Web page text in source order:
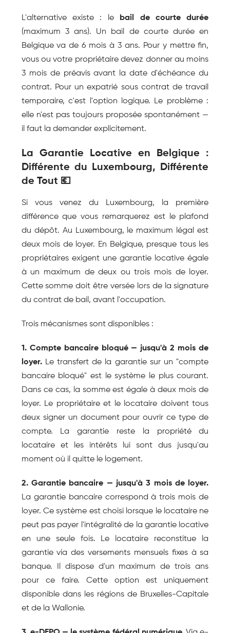
L'alternative existe : le
bail de courte durée
(maximum 3 ans). Un bail de courte durée en
Belgique va de 6 mois à 3 ans. Pour y mettre fin,
vous ou votre propriétaire devez donner au moins
3 mois de préavis avant la date d'échéance du
contrat. Pour un expatrié sous contrat de travail
temporaire, c'est l'option logique. Le problème :
elle n'est pas toujours proposée spontanément —
il faut la demander explicitement.
La Garantie Locative en Belgique :
Différente du Luxembourg, Différente
de Tout 💶
Si vous venez du Luxembourg, la première
différence que vous remarquerez est le plafond
du dépôt. Au Luxembourg, le maximum légal est
deux mois de loyer. En Belgique, presque tous les
propriétaires exigent une garantie locative égale
à un maximum de deux ou trois mois de loyer.
Cette somme doit être versée lors de la signature
du contrat de bail, avant l'occupation.
Trois mécanismes sont disponibles :
1. Compte bancaire bloqué — jusqu'à 2 mois de
loyer. Le transfert de la garantie sur un "compte
bancaire bloqué" est le système le plus courant.
Dans ce cas, la somme est égale à deux mois de
loyer. Le propriétaire et le locataire doivent tous
deux signer un document pour ouvrir ce type de
compte. La garantie reste la propriété du
locataire et les intérêts lui sont dus jusqu'au
moment où il quitte le logement.
2. Garantie bancaire — jusqu'à 3 mois de loyer.
La garantie bancaire correspond à trois mois de
loyer. Ce système est choisi lorsque le locataire ne
peut pas payer l'intégralité de la garantie locative
en une seule fois. Le locataire reconstitue la
garantie via des versements mensuels fixes à sa
banque. Il dispose d'un maximum de trois ans
pour ce faire. Cette option est uniquement
disponible dans les régions de Bruxelles-Capitale
et de la Wallonie.